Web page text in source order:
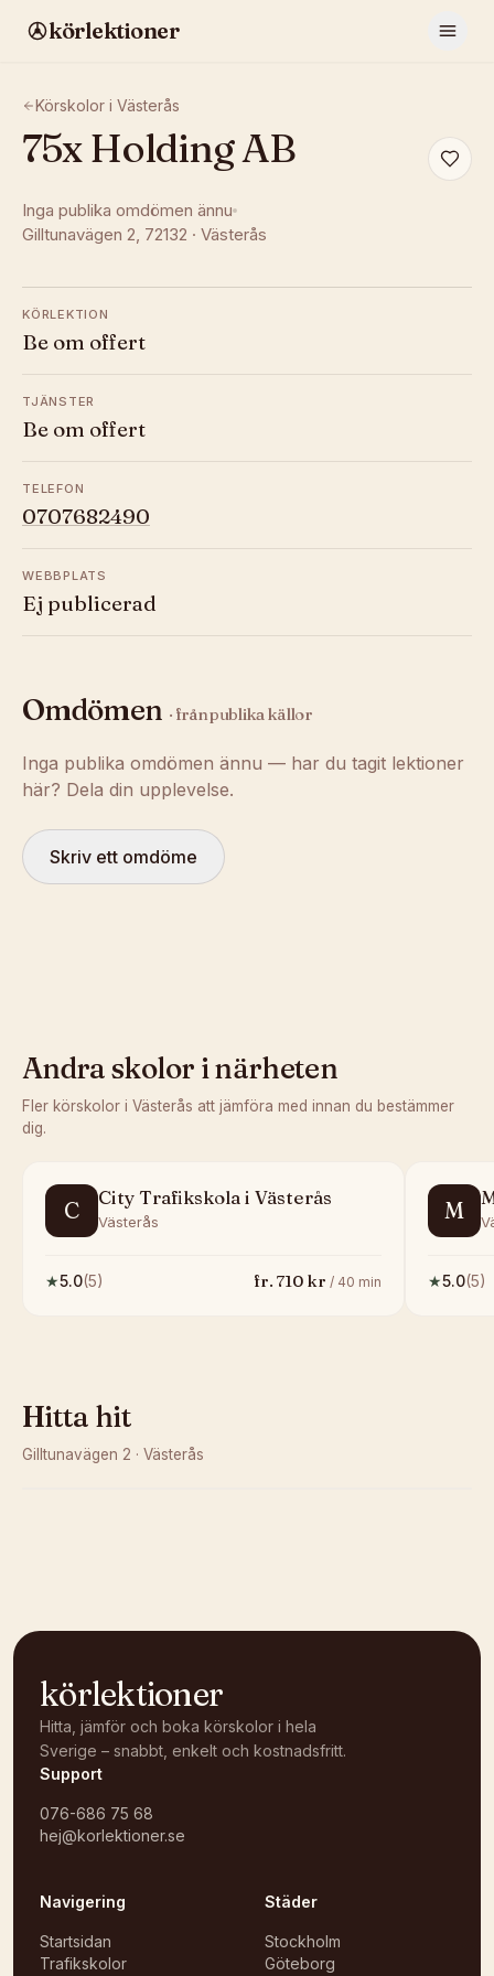
körlektioner
Körskolor i Västerås
75x Holding AB
Inga publika omdömen ännu
Gilltunavägen 2, 72132 · Västerås
KÖRLEKTION
Be om offert
TJÄNSTER
Be om offert
TELEFON
0707682490
WEBBPLATS
Ej publicerad
Omdömen · från publika källor
Inga publika omdömen ännu — har du tagit lektioner
här? Dela din upplevelse.
Skriv ett omdöme
Andra skolor i närheten
Fler körskolor i Västerås att jämföra med innan du bestämmer
dig.
C City Trafikskola i Västerås
Västerås
★5.0(5) fr. 710kr / 40 min
M
★5.0(5)
Hitta hit
Gilltunavägen 2 · Västerås
körlektioner
Hitta, jämför och boka körskolor i hela
Sverige – snabbt, enkelt och kostnadsfritt.
Support
076-686 75 68
hej@korlektioner.se
Navigering
Startsidan
Trafikskolor
Städer
Stockholm
Göteborg